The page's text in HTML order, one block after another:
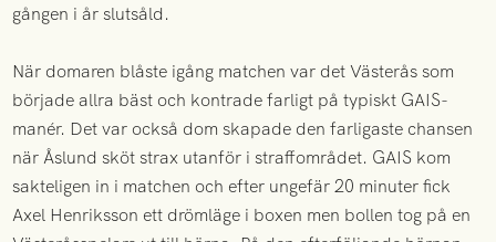
gången i år slutsåld.
När domaren blåste igång matchen var det Västerås som
började allra bäst och kontrade farligt på typiskt GAIS-
manér. Det var också dom skapade den farligaste chansen
när Åslund sköt strax utanför i straffområdet. GAIS kom
sakteligen in i matchen och efter ungefär 20 minuter fick
Axel Henriksson ett drömläge i boxen men bollen tog på en